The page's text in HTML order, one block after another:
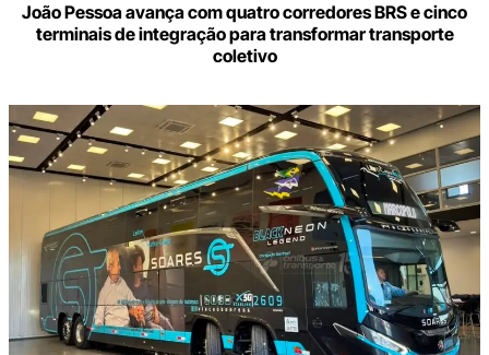
João Pessoa avança com quatro corredores BRS e cinco
terminais de integração para transformar transporte
coletivo